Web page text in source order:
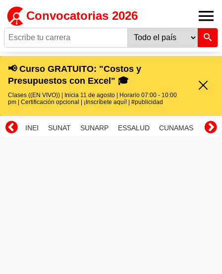
Convocatorias 2026
📢 Curso GRATUITO: "Costos y
Presupuestos con Excel" 🎓
Clases ((EN VIVO)) | Inicia 11 de agosto | Horario 07:00 - 10:00
pm | Certificación opcional | ¡Inscríbete aquí! | #publicidad
INEI SUNAT SUNARP ESSALUD CUNAMAS